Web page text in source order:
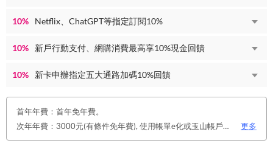
10% Netflix、ChatGPT等指定訂閱10%
10% 新戶行動支付、網購消費最高享10%現金回饋
10% 新卡申辦指定五大通路加碼10%回饋
首年年費：首年免年費。
次年年費：3000元(有條件免年費), 使用帳單e化或玉山帳戶自動扣繳信用卡款或任消費一筆享免年費優惠。
更多